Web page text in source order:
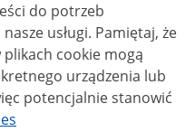
do potrzeb
Pamiętaj, że
cookie mogą
urządzenia lub
potencjalnie stanowić